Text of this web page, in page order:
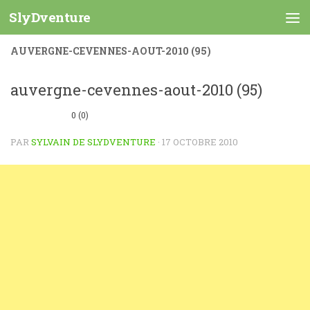
Skip to content
SlyDventure
AUVERGNE-CEVENNES-AOUT-2010 (95)
auvergne-cevennes-aout-2010 (95)
0 (0)
PARSYLVAIN DE SLYDVENTURE · 17 OCTOBRE 2010